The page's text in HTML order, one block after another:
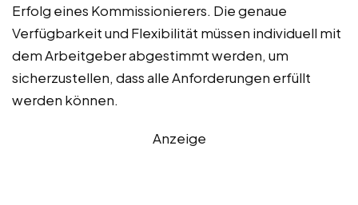
Erfolg eines Kommissionierers. Die genaue
Verfügbarkeit und Flexibilität müssen individuell mit
dem Arbeitgeber abgestimmt werden, um
sicherzustellen, dass alle Anforderungen erfüllt
werden können.
Anzeige